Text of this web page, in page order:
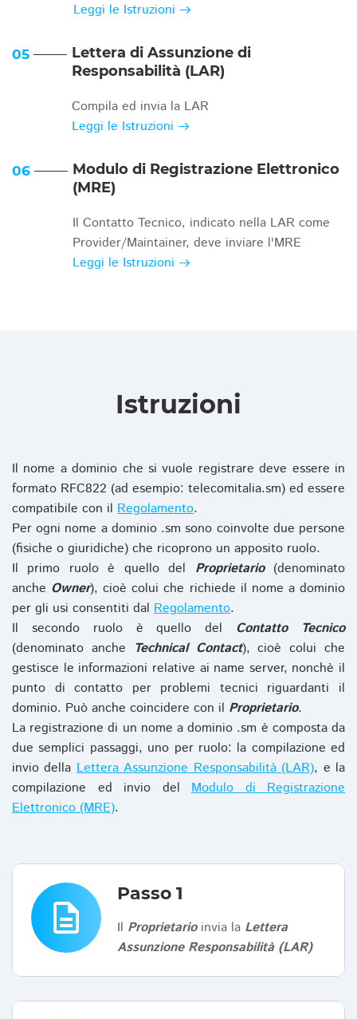
Leggi le Istruzioni
05
Lettera di Assunzione di
Responsabilità (LAR)
Compila ed invia la LAR
Leggi le Istruzioni
06
Modulo di Registrazione Elettronico
(MRE)
Il Contatto Tecnico, indicato nella LAR come
Provider/Maintainer, deve inviare l'MRE
Leggi le Istruzioni
Istruzioni
Il nome a dominio che si vuole registrare deve essere in
formato RFC822 (ad esempio: telecomitalia.sm) ed essere
compatibile con il Regolamento.
Per ogni nome a dominio .sm sono coinvolte due persone
(fisiche o giuridiche) che ricoprono un apposito ruolo.
Il primo ruolo è quello del Proprietario(denominato
anche Owner), cioè colui che richiede il nome a dominio
per gli usi consentiti dal Regolamento.
Il secondo ruolo è quello del Contatto Tecnico
(denominato anche Technical Contact), cioè colui che
gestisce le informazioni relative ai name server, nonchè il
punto di contatto per problemi tecnici riguardanti il
dominio. Può anche coincidere con il Proprietario.
La registrazione di un nome a dominio .sm è composta da
due semplici passaggi, uno per ruolo: la compilazione ed
invio dellaLettera Assunzione Responsabilità (LAR), e la
compilazione ed invio del Modulo di Registrazione
Elettronico (MRE).
description
Passo 1
Il Proprietarioinvia la Lettera
Assunzione Responsabilità (LAR)